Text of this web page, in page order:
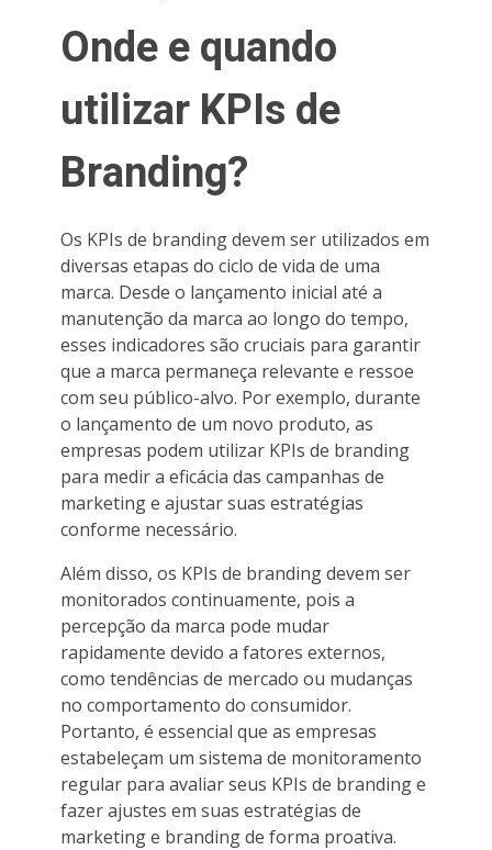
Onde e quando
utilizar KPIs de
Branding?
Os KPIs de branding devem ser utilizados em
diversas etapas do ciclo de vida de uma
marca. Desde o lançamento inicial até a
manutenção da marca ao longo do tempo,
esses indicadores são cruciais para garantir
que a marca permaneça relevante e ressoe
com seu público-alvo. Por exemplo, durante
o lançamento de um novo produto, as
empresas podem utilizar KPIs de branding
para medir a eficácia das campanhas de
marketing e ajustar suas estratégias
conforme necessário.
Além disso, os KPIs de branding devem ser
monitorados continuamente, pois a
percepção da marca pode mudar
rapidamente devido a fatores externos,
como tendências de mercado ou mudanças
no comportamento do consumidor.
Portanto, é essencial que as empresas
estabeleçam um sistema de monitoramento
regular para avaliar seus KPIs de branding e
fazer ajustes em suas estratégias de
marketing e branding de forma proativa.